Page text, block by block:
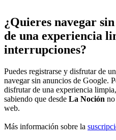
¿Quieres navegar
de una experiencia
interrupciones?
Puedes registrarse y disfrutar de
navegar sin anuncios de Google.
disfrutar de una experiencia
sabiendo que desde La Noción
web.
Más información sobre la